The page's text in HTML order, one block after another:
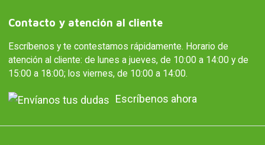
Contacto y atención al cliente
Escríbenos y te contestamos rápidamente. Horario de
atención al cliente: de lunes a jueves, de 10:00 a 14:00 y de
15:00 a 18:00; los viernes, de 10:00 a 14:00.
Escríbenos ahora